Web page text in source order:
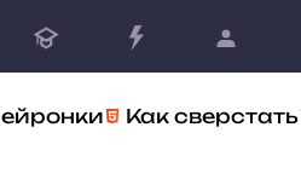
Как сверстать